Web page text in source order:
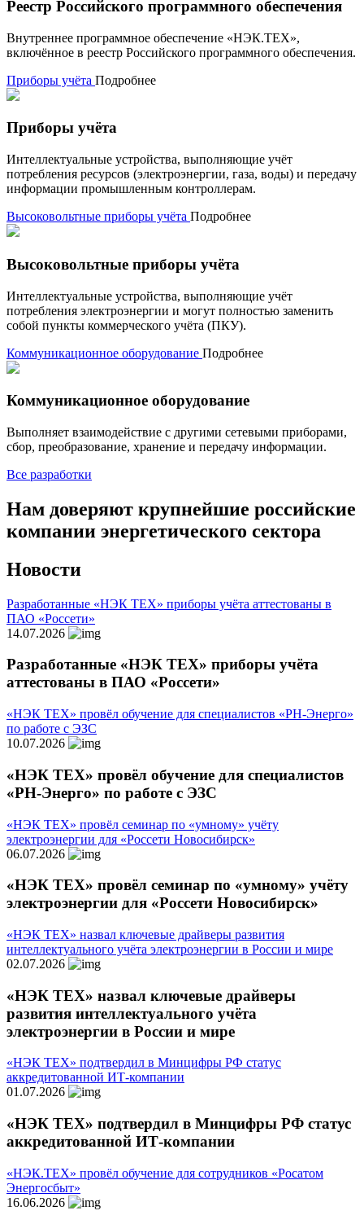
Реестр Российского программного обеспечения
Внутреннее программное обеспечение «НЭК.ТЕХ»,
включённое в реестр Российского программного обеспечения.
Приборы учёта Подробнее
Приборы учёта
Интеллектуальные устройства, выполняющие учёт
потребления ресурсов (электроэнергии, газа, воды) и передачу
информации промышленным контроллерам.
Высоковольтные приборы учёта Подробнее
Высоковольтные приборы учёта
Интеллектуальные устройства, выполняющие учёт
потребления электроэнергии и могут полностью заменить
собой пункты коммерческого учёта (ПКУ).
Коммуникационное оборудование Подробнее
Коммуникационное оборудование
Выполняет взаимодействие с другими сетевыми приборами,
сбор, преобразование, хранение и передачу информации.
Все разработки
Нам доверяют крупнейшие российские
компании энергетического сектора
Новости
Разработанные «НЭК ТЕХ» приборы учёта аттестованы в
ПАО «Россети»
14.07.2026
Разработанные «НЭК ТЕХ» приборы учёта
аттестованы в ПАО «Россети»
«НЭК ТЕХ» провёл обучение для специалистов «РН-Энерго»
по работе с ЭЗС
10.07.2026
«НЭК ТЕХ» провёл обучение для специалистов
«РН-Энерго» по работе с ЭЗС
«НЭК ТЕХ» провёл семинар по «умному» учёту
электроэнергии для «Россети Новосибирск»
06.07.2026
«НЭК ТЕХ» провёл семинар по «умному» учёту
электроэнергии для «Россети Новосибирск»
«НЭК ТЕХ» назвал ключевые драйверы развития
интеллектуального учёта электроэнергии в России и мире
02.07.2026
«НЭК ТЕХ» назвал ключевые драйверы
развития интеллектуального учёта
электроэнергии в России и мире
«НЭК ТЕХ» подтвердил в Минцифры РФ статус
аккредитованной ИТ-компании
01.07.2026
«НЭК ТЕХ» подтвердил в Минцифры РФ статус
аккредитованной ИТ-компании
«НЭК.ТЕХ» провёл обучение для сотрудников «Росатом
Энергосбыт»
16.06.2026